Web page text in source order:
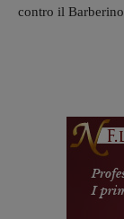
contro il